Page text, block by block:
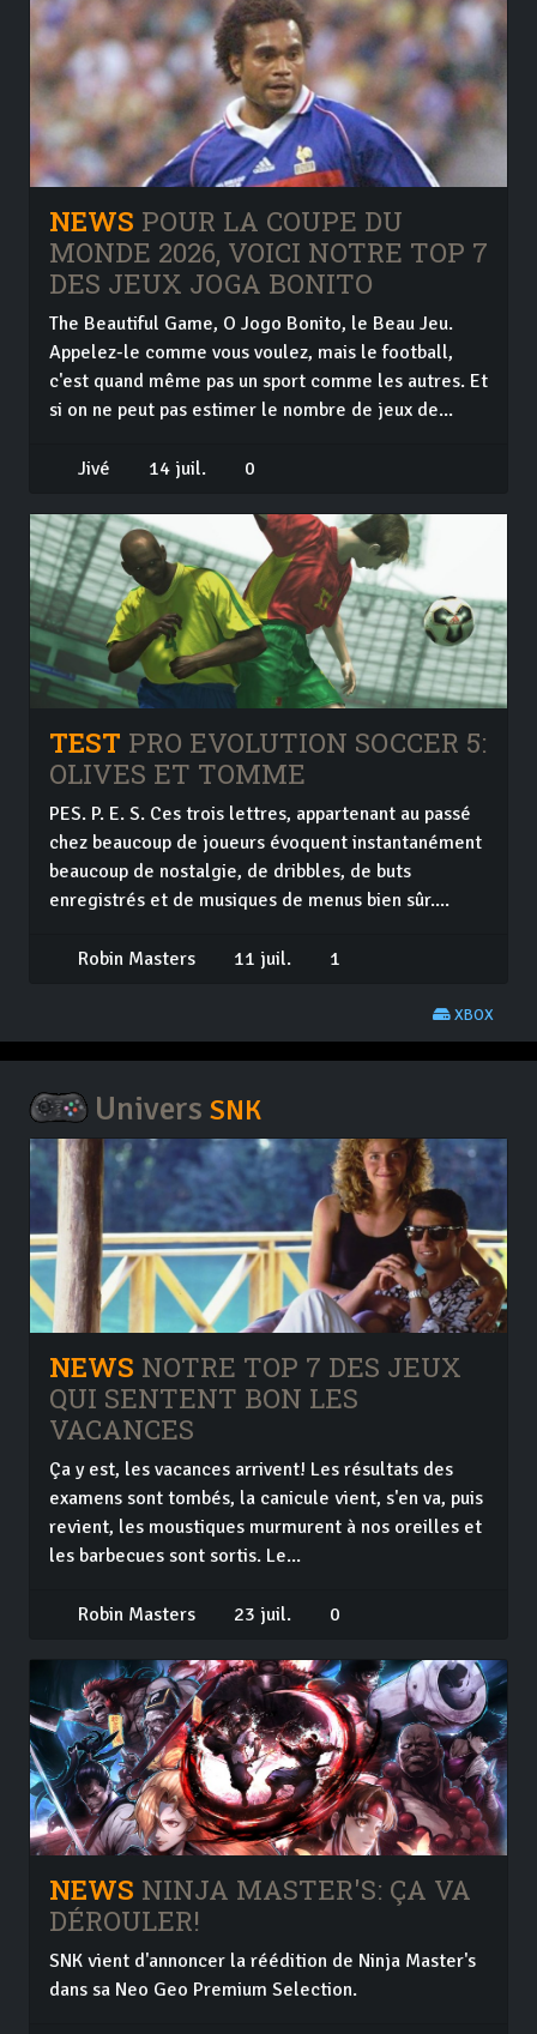
NEWS POUR LA COUPE DU
MONDE 2026, VOICI NOTRE TOP 7
DES JEUX JOGA BONITO
The Beautiful Game, O Jogo Bonito, le Beau Jeu.
Appelez-le comme vous voulez, mais le football,
c'est quand même pas un sport comme les autres. Et
si on ne peut pas estimer le nombre de jeux de...
Jivé 14 juil. 0
TEST PRO EVOLUTION SOCCER 5:
OLIVES ET TOMME
PES. P. E. S. Ces trois lettres, appartenant au passé
chez beaucoup de joueurs évoquent instantanément
beaucoup de nostalgie, de dribbles, de buts
enregistrés et de musiques de menus bien sûr....
Robin Masters 11 juil. 1
XBOX
Univers SNK
NEWS NOTRE TOP 7 DES JEUX
QUI SENTENT BON LES
VACANCES
Ça y est, les vacances arrivent! Les résultats des
examens sont tombés, la canicule vient, s'en va, puis
revient, les moustiques murmurent à nos oreilles et
les barbecues sont sortis. Le...
Robin Masters 23 juil. 0
NEWS NINJA MASTER'S: ÇA VA
DÉROULER!
SNK vient d'annoncer la réédition de Ninja Master's
dans sa Neo Geo Premium Selection.